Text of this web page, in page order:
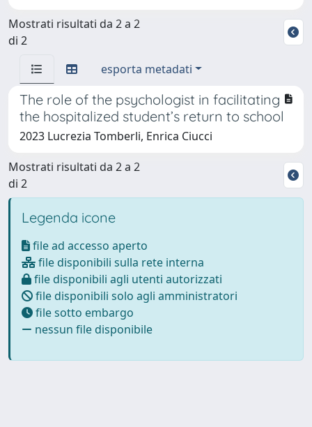
Mostrati risultati da 2 a 2
di 2
esporta metadati
The role of the psychologist in facilitating
the hospitalized student’s return to school
2023 Lucrezia Tomberli, Enrica Ciucci
Mostrati risultati da 2 a 2
di 2
Legenda icone
file ad accesso aperto
file disponibili sulla rete interna
file disponibili agli utenti autorizzati
file disponibili solo agli amministratori
file sotto embargo
nessun file disponibile